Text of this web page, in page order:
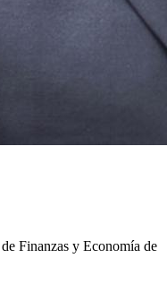
Finanzas y Economía de